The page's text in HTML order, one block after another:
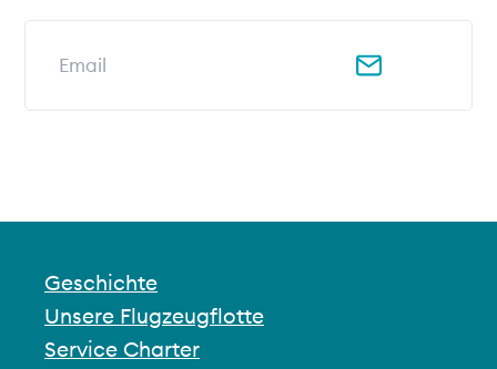
Geschichte
Unsere Flugzeugflotte
Service Charter